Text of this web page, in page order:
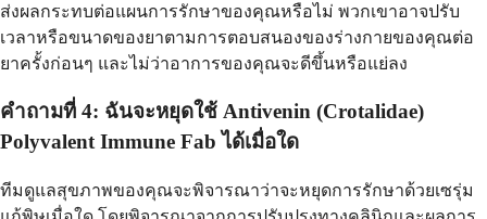
ส่งผลกระทบต่อแผนการรักษาของคุณหรือไม่ พวกเขาอาจปรับ
เวลาหรือขนาดของยาตามการตอบสนองของร่างกายของคุณต่อ
ยาครั้งก่อนๆ และไม่ว่าอาการของคุณจะดีขึ้นหรือแย่ลง
คำถามที่ 4: ฉันจะหยุดใช้ Antivenin (Crotalidae)
Polyvalent Immune Fab ได้เมื่อใด
ทีมดูแลสุขภาพของคุณจะพิจารณาว่าจะหยุดการรักษาด้วยเซรุ่ม